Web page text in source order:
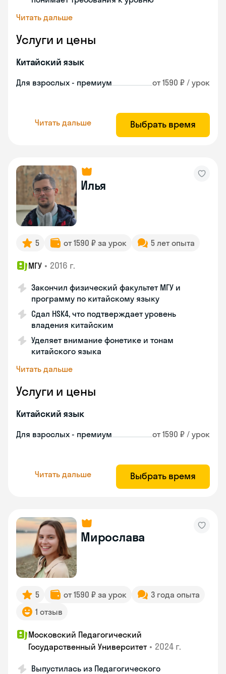
Читать дальше
Услуги и цены
Китайский язык
Для взрослых - премиум от 1590 ₽ / урок
Читать дальше Выбрать время
Илья
5 от 1590 ₽ за урок 5 лет опыта
МГУ • 2016 г.
Закончил физический факультет МГУ и
программу по китайскому языку
Сдал HSK4, что подтверждает уровень
владения китайским
Уделяет внимание фонетике и тонам
китайского языка
Читать дальше
Услуги и цены
Китайский язык
Для взрослых - премиум от 1590 ₽ / урок
Читать дальше Выбрать время
Мирослава
5 от 1590 ₽ за урок
3 года опыта
1 отзыв
Московский Педагогический
Государственный Университет • 2024 г.
Выпустилась из Педагогического